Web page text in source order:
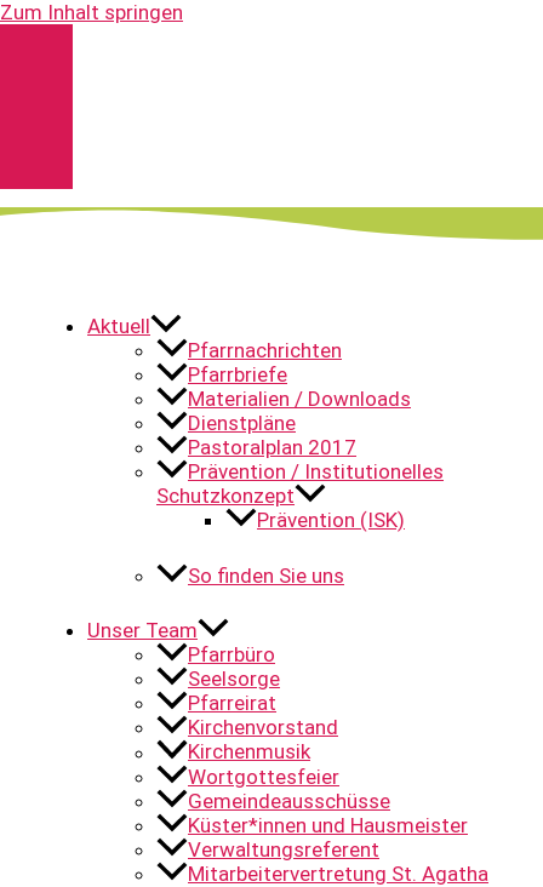
Zum Inhalt springen
Aktuell
Pfarrnachrichten
Pfarrbriefe
Materialien / Downloads
Dienstpläne
Pastoralplan 2017
Prävention / Institutionelles
Schutzkonzept
Prävention (ISK)
So finden Sie uns
Unser Team
Pfarrbüro
Seelsorge
Pfarreirat
Kirchenvorstand
Kirchenmusik
Wortgottesfeier
Gemeindeausschüsse
Küster*innen und Hausmeister
Verwaltungsreferent
Mitarbeitervertretung St. Agatha